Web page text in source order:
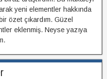
yeni elementler hakkında
özet çıkardım. Güzel
eklenmiş. Neyse yazıya